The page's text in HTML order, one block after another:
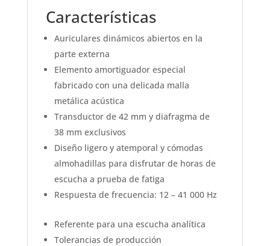
Características
Auriculares dinámicos abiertos en la
parte externa
Elemento amortiguador especial
fabricado con una delicada malla
metálica acústica
Transductor de 42 mm y diafragma de
38 mm exclusivos
Diseño ligero y atemporal y cómodas
almohadillas para disfrutar de horas de
escucha a prueba de fatiga
Respuesta de frecuencia: 12 – 41 000 Hz
Referente para una escucha analítica
Tolerancias de producción